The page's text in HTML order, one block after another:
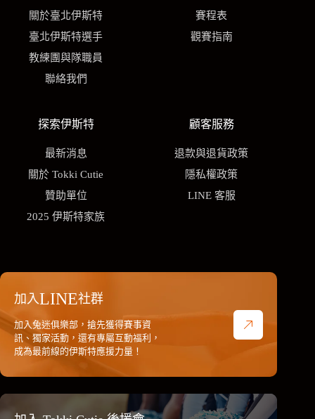
關於臺北伊斯特
臺北伊斯特選手
教練團與隊職員
聯絡我們
賽程表
觀賽指南
探索伊斯特
最新消息
關於 Tokki Cutie
贊助單位
2025 伊斯特家族
顧客服務
退款與退貨政策
隱私權政策
LINE 客服
加入LINE社群
加入兔迷俱樂部，搶先獲得賽事資
訊、獨家活動，還有專屬互動福利，
成為最前線的伊斯特應援力量！